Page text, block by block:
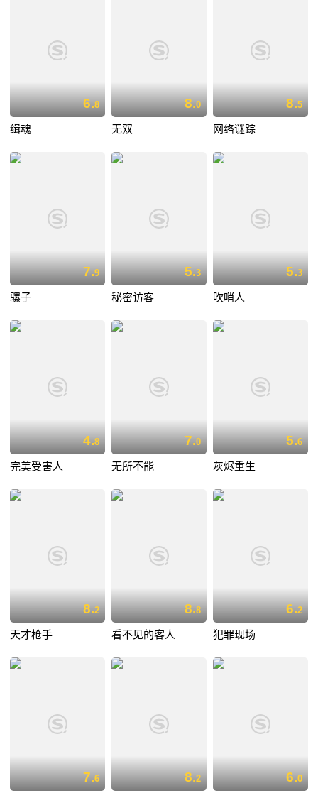
6.8
缉魂
8.0
无双
8.5
网络谜踪
7.9
骡子
5.3
秘密访客
5.3
吹哨人
4.8
完美受害人
7.0
无所不能
5.6
灰烬重生
8.2
天才枪手
8.8
看不见的客人
6.2
犯罪现场
7.6 8.2 6.0